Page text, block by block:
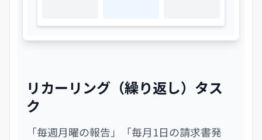
リカーリング（繰り返し）タス
ク
「毎週月曜の報告」「毎月1日の請求書発